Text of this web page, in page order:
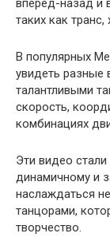
таких как транс,
В популярных
увидеть разные
талантливыми
скорость,
комбинациях
Эти видео
динамичному и
наслаждаться
танцорами,
творчество.